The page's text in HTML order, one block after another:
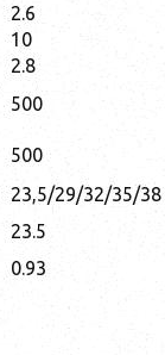
2.6
10
2.8
500
500
23,5/29/32/35/38
23.5
0.93